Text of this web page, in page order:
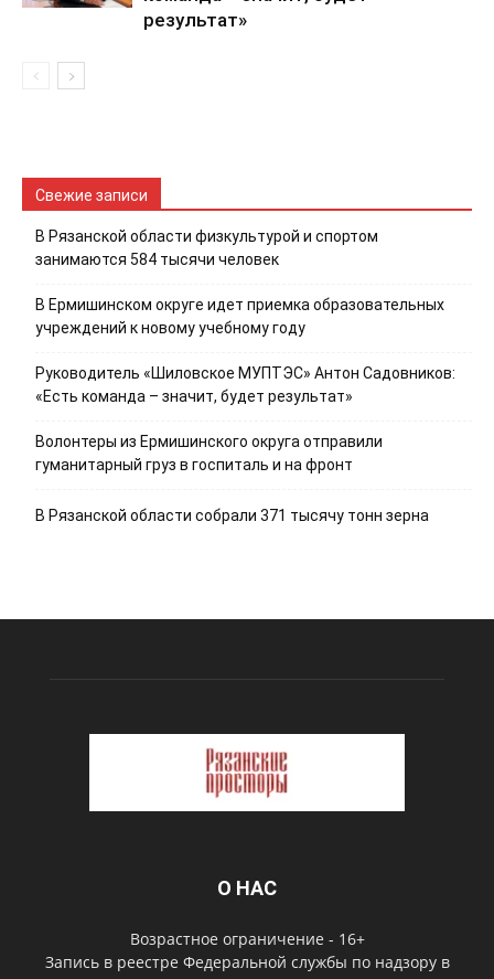
результат»
Свежие записи
В Рязанской области физкультурой и спортом
занимаются 584 тысячи человек
В Ермишинском округе идет приемка образовательных
учреждений к новому учебному году
Руководитель «Шиловское МУПТЭС» Антон Садовников:
«Есть команда – значит, будет результат»
Волонтеры из Ермишинского округа отправили
гуманитарный груз в госпиталь и на фронт
В Рязанской области собрали 371 тысячу тонн зерна
О НАС
Возрастное ограничение - 16+
Запись в реестре Федеральной службы по надзору в